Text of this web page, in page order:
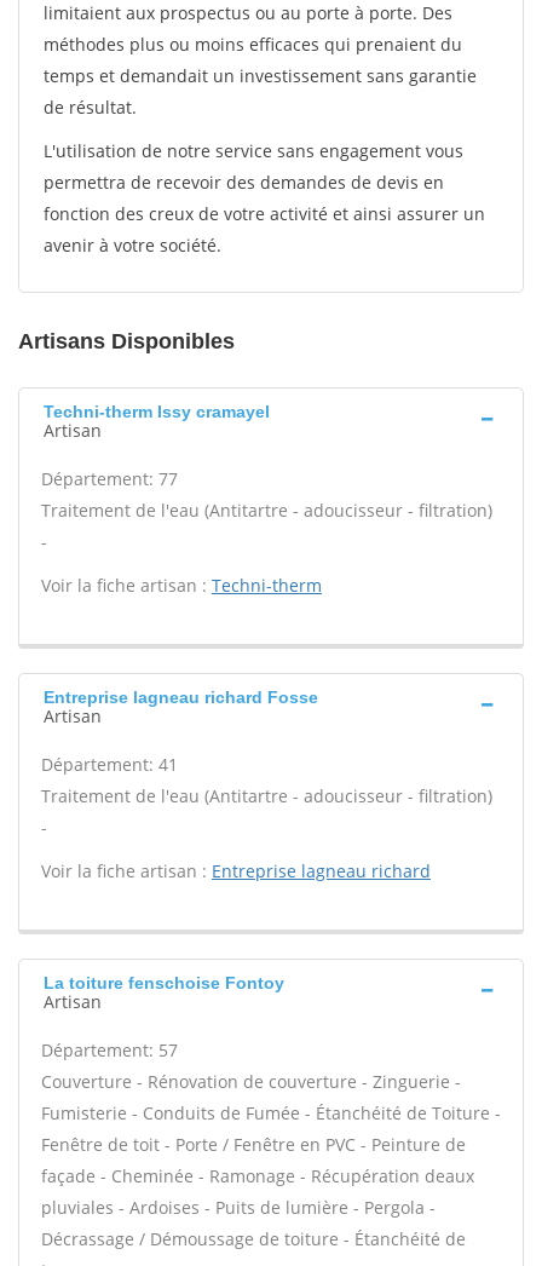
limitaient aux prospectus ou au porte à porte. Des
méthodes plus ou moins efficaces qui prenaient du
temps et demandait un investissement sans garantie
de résultat.
L'utilisation de notre service sans engagement vous
permettra de recevoir des demandes de devis en
fonction des creux de votre activité et ainsi assurer un
avenir à votre société.
Artisans Disponibles
Techni-therm Issy cramayel
Artisan
Département: 77
Traitement de l'eau (Antitartre - adoucisseur - filtration)
-
Voir la fiche artisan : Techni-therm
Entreprise lagneau richard Fosse
Artisan
Département: 41
Traitement de l'eau (Antitartre - adoucisseur - filtration)
-
Voir la fiche artisan : Entreprise lagneau richard
La toiture fenschoise Fontoy
Artisan
Département: 57
Couverture - Rénovation de couverture - Zinguerie -
Fumisterie - Conduits de Fumée - Étanchéité de Toiture -
Fenêtre de toit - Porte / Fenêtre en PVC - Peinture de
façade - Cheminée - Ramonage - Récupération deaux
pluviales - Ardoises - Puits de lumière - Pergola -
Décrassage / Démoussage de toiture - Étanchéité de